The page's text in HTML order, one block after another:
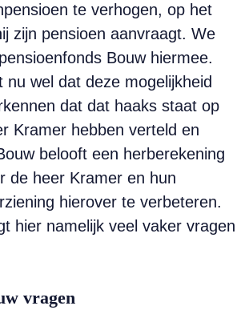
te verhogen, op het
zijn pensioen aanvraagt. We
Bouw hiermee.
nu wel dat deze mogelijkheid
dat dat haaks staat op
Kramer hebben verteld en
belooft een herberekening
de heer Kramer en hun
hierover te verbeteren.
hier namelijk veel vaker vragen
vragen